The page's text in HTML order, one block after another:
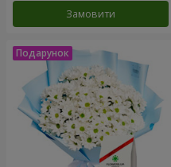
Замовити